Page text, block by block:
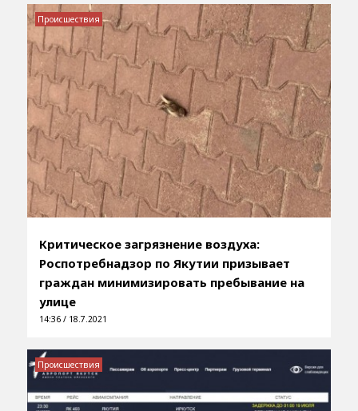
Критическое загрязнение воздуха:
Роспотребнадзор по Якутии призывает
граждан минимизировать пребывание на
улице
14:36 / 18.7.2021
Происшествия
Происшествия